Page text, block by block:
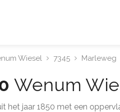
Wiesel 7345 Marleweg
Wenum
het jaar 1850 met een